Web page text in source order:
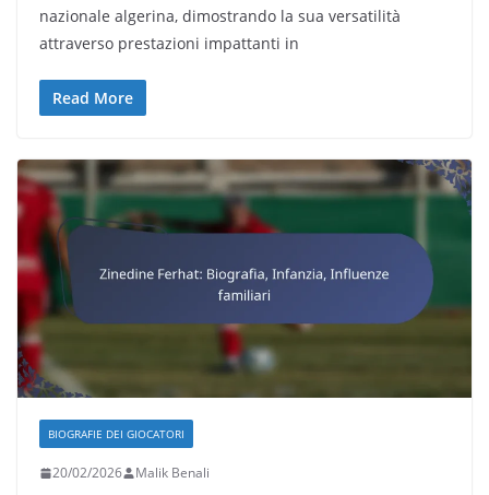
nazionale algerina, dimostrando la sua versatilità
attraverso prestazioni impattanti in
Read More
BIOGRAFIE DEI GIOCATORI
20/02/2026 Malik Benali